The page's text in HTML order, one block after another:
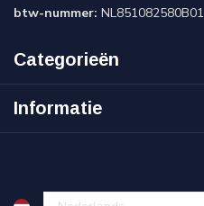
btw-nummer: NL851082580B01
Categorieën
Informatie